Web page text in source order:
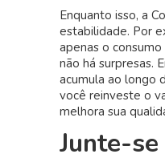
Enquanto isso, a
estabilidade. Por
apenas o
não há surpresas.
acumula ao longo
você reinveste o
melhora sua
Junte-